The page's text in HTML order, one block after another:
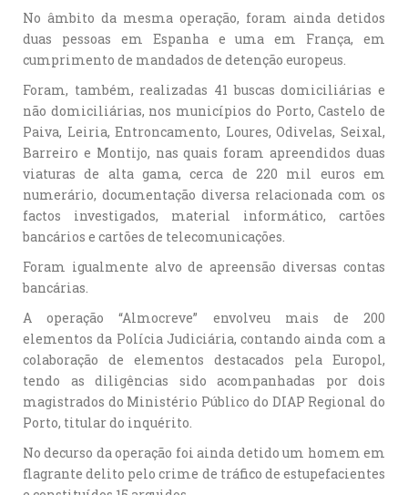
No âmbito da mesma operação, foram ainda detidos
duas pessoas em Espanha e uma em França, em
cumprimento de mandados de detenção europeus.
Foram, também, realizadas 41 buscas domiciliárias e
não domiciliárias, nos municípios do Porto, Castelo de
Paiva, Leiria, Entroncamento, Loures, Odivelas, Seixal,
Barreiro e Montijo, nas quais foram apreendidos duas
viaturas de alta gama, cerca de 220 mil euros em
numerário, documentação diversa relacionada com os
factos investigados, material informático, cartões
bancários e cartões de telecomunicações.
Foram igualmente alvo de apreensão diversas contas
bancárias.
A operação “Almocreve” envolveu mais de 200
elementos da Polícia Judiciária, contando ainda com a
colaboração de elementos destacados pela Europol,
tendo as diligências sido acompanhadas por dois
magistrados do Ministério Público do DIAP Regional do
Porto, titular do inquérito.
No decurso da operação foi ainda detido um homem em
flagrante delito pelo crime de tráfico de estupefacientes